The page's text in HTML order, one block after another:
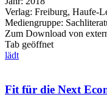
Verlag: Freiburg, Haufe-
Mediengruppe:
Zum Download von
Tab geöffnet
lädt
Fit für die Next